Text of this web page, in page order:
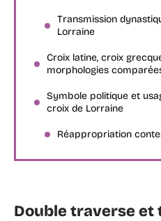
Transmission
Lorraine
Croix latine, croix
morphologies
Symbole politique et
croix de Lorraine
Réappropriation
Double traverse et